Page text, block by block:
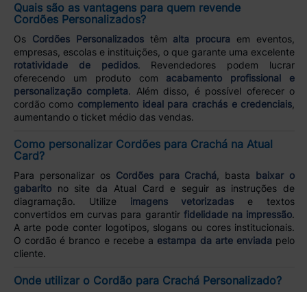
Quais são as vantagens para quem revende
Cordões Personalizados?
Os Cordões Personalizadostêm alta procura em eventos,
empresas, escolas e instituições, o que garante uma excelente
rotatividade de pedidos. Revendedores podem lucrar
oferecendo um produto com acabamento profissional e
personalização completa. Além disso, é possível oferecer o
cordão como complemento ideal para crachás e credenciais
aumentando o ticket médio das vendas.
Como personalizar Cordões para Crachá na Atual
Card?
Para personalizar os Cordões para Crachá , basta baixar o
gabaritono site da Atual Card e seguir as instruções de
diagramação. Utilize imagens vetorizadas e textos
convertidos em curvas para garantir fidelidade na impressão.
A arte pode conter logotipos, slogans ou cores institucionais.
O cordão é branco e recebe a estampa da arte enviadapelo
cliente.
Onde utilizar o Cordão para Crachá Personalizado?